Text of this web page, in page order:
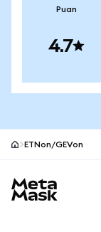
Puan
4.7
ETNon/GEVon